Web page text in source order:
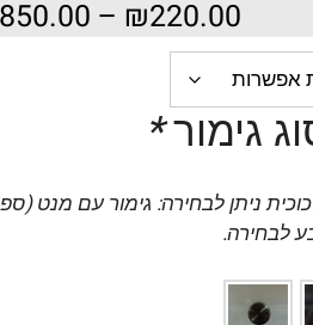
₪220.00
–
גימור*
ניתן לבחירה: גימור עם מנט
לבחירה.